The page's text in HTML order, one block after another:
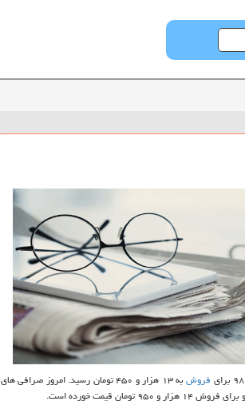
فروش
به ۱۳ هزار و ۴۵۰ تومان رسید. امروز صرافی های